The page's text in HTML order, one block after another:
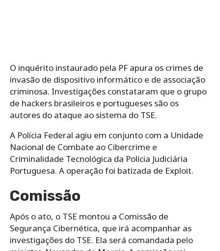
O inquérito instaurado pela PF apura os crimes de
invasão de dispositivo informático e de associação
criminosa. Investigações constataram que o grupo
de hackers brasileiros e portugueses são os
autores do ataque ao sistema do TSE.
A Polícia Federal agiu em conjunto com a Unidade
Nacional de Combate ao Cibercrime e
Criminalidade Tecnológica da Polícia Judiciária
Portuguesa. A operação foi batizada de Exploit.
Comissão
Após o ato, o TSE montou a Comissão de
Segurança Cibernética, que irá acompanhar as
investigações do TSE. Ela será comandada pelo